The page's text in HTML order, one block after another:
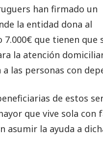
han firmado un
la entidad dona al
que tienen que
la atención
las personas con
de estos
que vive sola con
asumir la ayuda a